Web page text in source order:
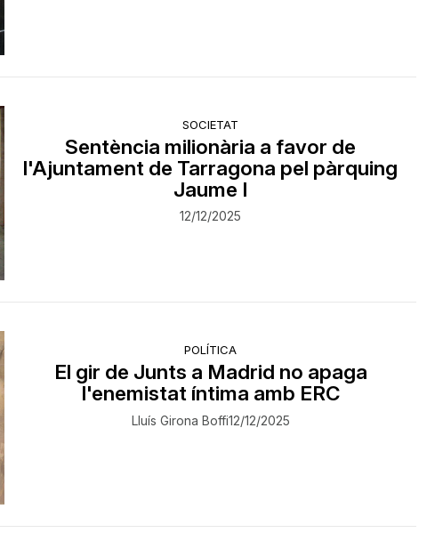
SOCIETAT
Sentència milionària a favor de
l'Ajuntament de Tarragona pel pàrquing
Jaume I
12/12/2025
POLÍTICA
El gir de Junts a Madrid no apaga
l'enemistat íntima amb ERC
Lluís Girona Boffi12/12/2025